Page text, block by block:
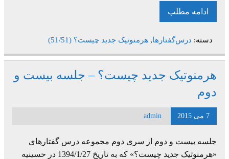
ادامه مطلب
دسته: درس‌گفتارها, هرمنوتیک جدید چیست؟ (51/51)
هرمنوتیک جدید چیست؟ – جلسه بیست و
دوم
7 می 2015 admin
جلسه بیست و دوم از سری دوم مجموعه درس گفتارهای
«هرمنوتیک جدید چیست؟» که به تاریخ 1394/1/27 در حسینیه